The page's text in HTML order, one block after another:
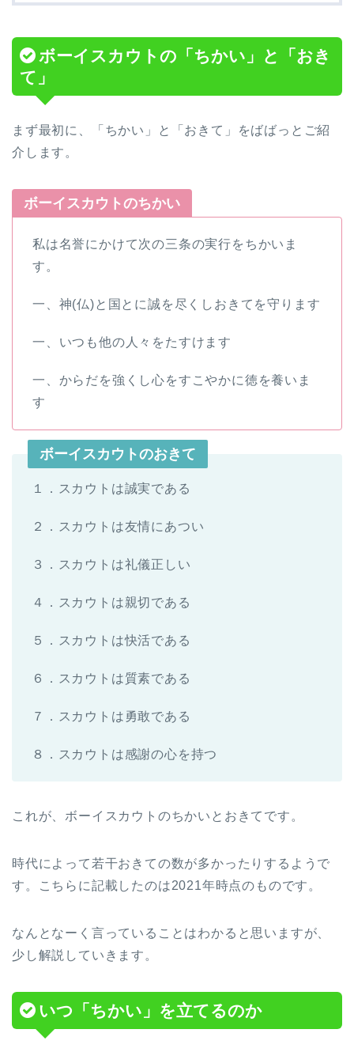
ボーイスカウトの「ちかい」と「おき
て」
まず最初に、「ちかい」と「おきて」をばばっとご紹
介します。
ボーイスカウトのちかい
私は名誉にかけて次の三条の実行をちかいま
す。
一、神(仏)と国とに誠を尽くしおきてを守ります
一、いつも他の人々をたすけます
一、からだを強くし心をすこやかに徳を養いま
す
ボーイスカウトのおきて
１．スカウトは誠実である
２．スカウトは友情にあつい
３．スカウトは礼儀正しい
４．スカウトは親切である
５．スカウトは快活である
６．スカウトは質素である
７．スカウトは勇敢である
８．スカウトは感謝の心を持つ
これが、ボーイスカウトのちかいとおきてです。
時代によって若干おきての数が多かったりするようで
す。こちらに記載したのは2021年時点のものです。
なんとなーく言っていることはわかると思いますが、
少し解説していきます。
いつ「ちかい」を立てるのか